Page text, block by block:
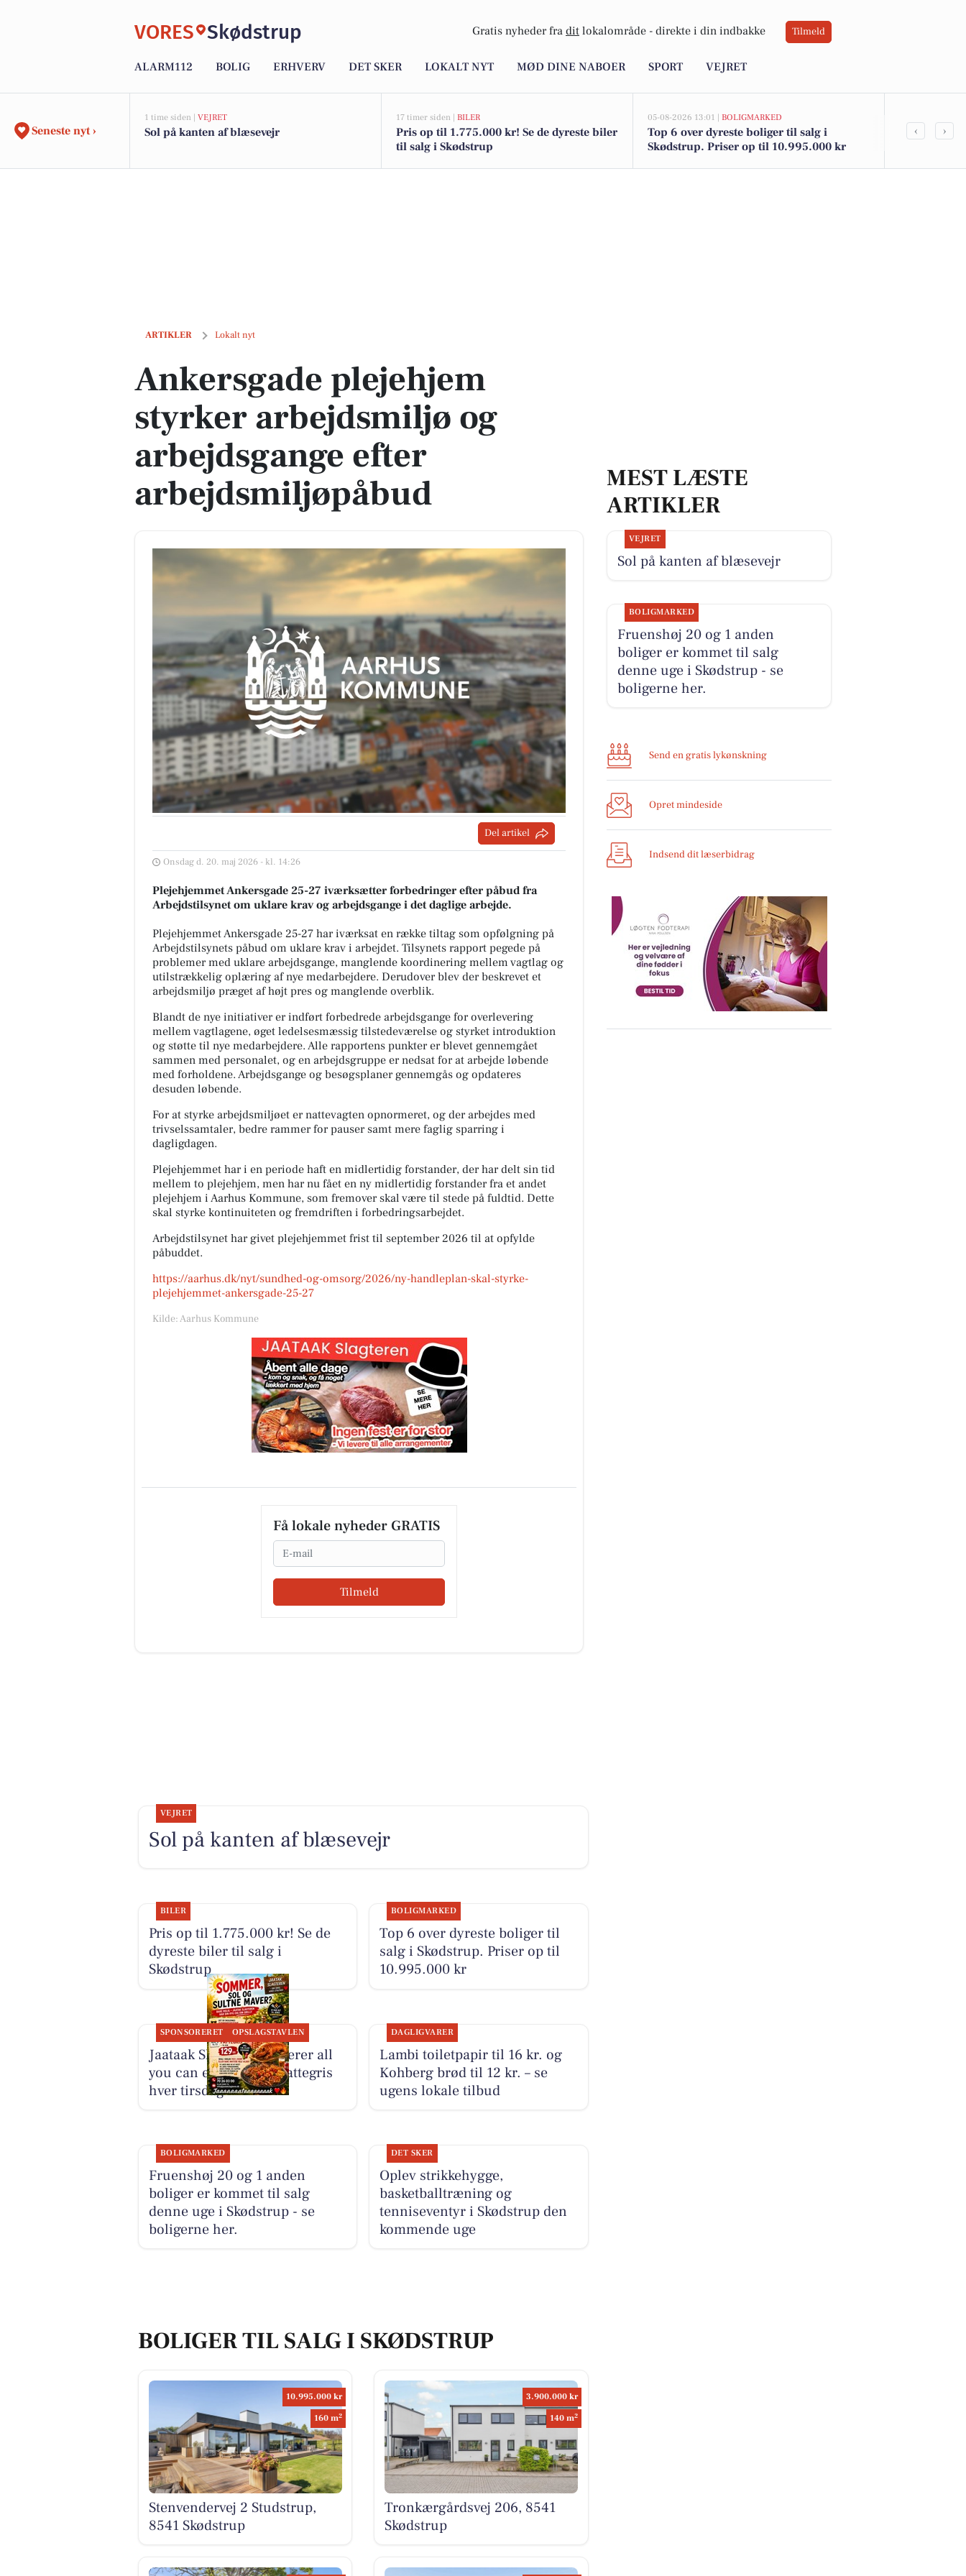
VORES Skødstrup Gratis nyheder fra dit lokalområde - direkte i din indbakke Tilmeld
ALARM112 BOLIG ERHVERV DET SKER LOKALT NYT MØD DINE NABOER SPORT VEJRET
Seneste nyt ›
1 time siden | VEJRET
Sol på kanten af blæsevejr
17 timer siden | BILER
Pris op til 1.775.000 kr! Se de dyreste biler
til salg i Skødstrup
05-08-2026 13:01 | BOLIGMARKED
Top 6 over dyreste boliger til salg i
Skødstrup. Priser op til 10.995.000 kr
Lambi
‹ ›
ARTIKLER Lokalt nyt
Ankersgade plejehjem styrker arbejdsmiljø og arbejdsgange efter arbejdsmiljøpåbud
Ankersgade plejehjem
styrker arbejdsmiljø og
arbejdsgange efter
arbejdsmiljøpåbud
Del artikel
Onsdag d. 20. maj 2026 - kl. 14:26
Plejehjemmet Ankersgade 25-27 iværksætter forbedringer efter påbud fra
Arbejdstilsynet om uklare krav og arbejdsgange i det daglige arbejde.
Plejehjemmet Ankersgade 25-27 har iværksat en række tiltag som opfølgning på
Arbejdstilsynets påbud om uklare krav i arbejdet. Tilsynets rapport pegede på
problemer med uklare arbejdsgange, manglende koordinering mellem vagtlag og
utilstrækkelig oplæring af nye medarbejdere. Derudover blev der beskrevet et
arbejdsmiljø præget af højt pres og manglende overblik.
Blandt de nye initiativer er indført forbedrede arbejdsgange for overlevering
mellem vagtlagene, øget ledelsesmæssig tilstedeværelse og styrket introduktion
og støtte til nye medarbejdere. Alle rapportens punkter er blevet gennemgået
sammen med personalet, og en arbejdsgruppe er nedsat for at arbejde løbende
med forholdene. Arbejdsgange og besøgsplaner gennemgås og opdateres
desuden løbende.
For at styrke arbejdsmiljøet er nattevagten opnormeret, og der arbejdes med
trivselssamtaler, bedre rammer for pauser samt mere faglig sparring i
dagligdagen.
Plejehjemmet har i en periode haft en midlertidig forstander, der har delt sin tid
mellem to plejehjem, men har nu fået en ny midlertidig forstander fra et andet
plejehjem i Aarhus Kommune, som fremover skal være til stede på fuldtid. Dette
skal styrke kontinuiteten og fremdriften i forbedringsarbejdet.
Arbejdstilsynet har givet plejehjemmet frist til september 2026 til at opfylde
påbuddet.
https://aarhus.dk/nyt/sundhed-og-omsorg/2026/ny-handleplan-skal-styrke-
plejehjemmet-ankersgade-25-27
Kilde: Aarhus Kommune
Få lokale nyheder GRATIS
Email
Tilmeld
MEST LÆSTE
ARTIKLER
VEJRET
Sol på kanten af blæsevejr
BOLIGMARKED
Fruenshøj 20 og 1 anden
boliger er kommet til salg
denne uge i Skødstrup - se
boligerne her.
Send en gratis lykønskning
Opret mindeside
Indsend dit læserbidrag
VEJRET
Sol på kanten af blæsevejr
BILER
Pris op til 1.775.000 kr! Se de
dyreste biler til salg i
Skødstrup
BOLIGMARKED
Top 6 over dyreste boliger til
salg i Skødstrup. Priser op til
10.995.000 kr
SPONSORERET OPSLAGSTAVLEN
Jaataak Slagteren serverer all
you can eat helstegt pattegris
hver tirsdag
DAGLIGVARER
Lambi toiletpapir til 16 kr. og
Kohberg brød til 12 kr. – se
ugens lokale tilbud
BOLIGMARKED
Fruenshøj 20 og 1 anden
boliger er kommet til salg
denne uge i Skødstrup - se
boligerne her.
DET SKER
Oplev strikkehygge,
basketballtræning og
tenniseventyr i Skødstrup den
kommende uge
BOLIGER TIL SALG I SKØDSTRUP
10.995.000 kr
160 m2
Stenvendervej 2 Studstrup,
8541 Skødstrup
3.900.000 kr
140 m2
Tronkærgårdsvej 206, 8541
Skødstrup